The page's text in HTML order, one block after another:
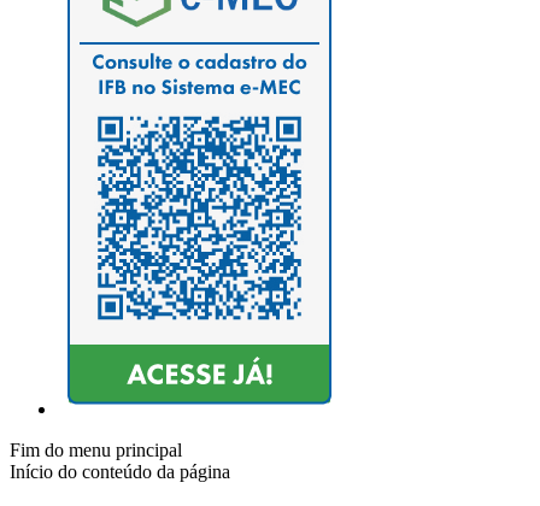
Fim do menu principal
Início do conteúdo da página